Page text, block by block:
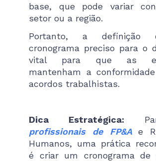
base, que pode variar
setor ou a região.
Portanto, a definição
cronograma preciso para o
vital para que as
mantenham a
acordos trabalhistas.
Dica Estratégica:
profissionais de FP&Ae
Humanos, uma prática
é criar um cronograma de